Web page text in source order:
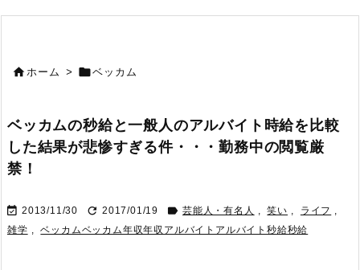
ホーム > ベッカム
ベッカムの秒給と一般人のアルバイト時給を比較
した結果が悲惨すぎる件・・・勤務中の閲覧厳
禁！
 2013/11/30  2017/01/19  芸能人・有名人 , 笑い , ライフ ,
雑学 , ベッカムベッカム年収年収アルバイトアルバイト秒給秒給